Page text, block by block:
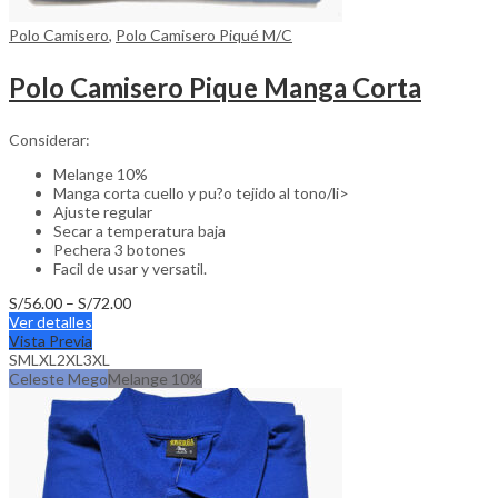
Polo Camisero, Polo Camisero Piqué M/C
Polo Camisero Pique Manga Corta
Considerar:
Melange 10%
Manga corta cuello y pu?o tejido al tono/li>
Ajuste regular
Secar a temperatura baja
Pechera 3 botones
Facil de usar y versatil.
S/56.00 – S/72.00Price
S/72.00
Ver detalles
has
multiple
variants.
The
options
may
be
chosen
Vista Previa
SML XL 2XL 3XL
Celeste MegoMelange 10%